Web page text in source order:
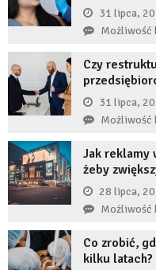
31 lipca,
Możliwość
Czy
31 lipca,
Możliwość
Jak reklamy
żeby
28 lipca,
Możliwość
Co zrobić,
kilku latach?